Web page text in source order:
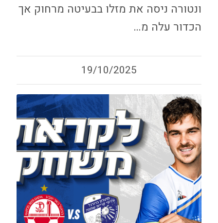
ונטורה ניסה את מזלו בבעיטה מרחוק אך
הכדור עלה מ…
19/10/2025